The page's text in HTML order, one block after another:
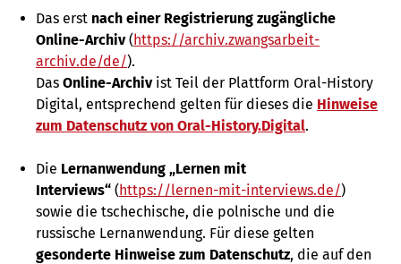
Das erst nach einer Registrierung zugängliche
Online-Archiv(https://archiv.zwangsarbeit-
archiv.de/de/).
Das Online-Archivist Teil der Plattform Oral-History
Digital, entsprechend gelten für dieses die Hinweise
zum Datenschutz von Oral-History.Digital.
Die Lernanwendung „Lernen mit
Interviews“ (https://lernen-mit-interviews.de/)
sowie die tschechische, die polnische und die
russische Lernanwendung. Für diese gelten
gesonderte Hinweise zum Datenschutz, die auf den